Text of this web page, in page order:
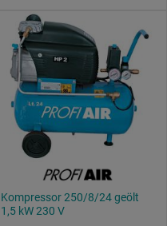
Bewertung
Kompressor 250/8/24 geölt
1,5 kW 230 V